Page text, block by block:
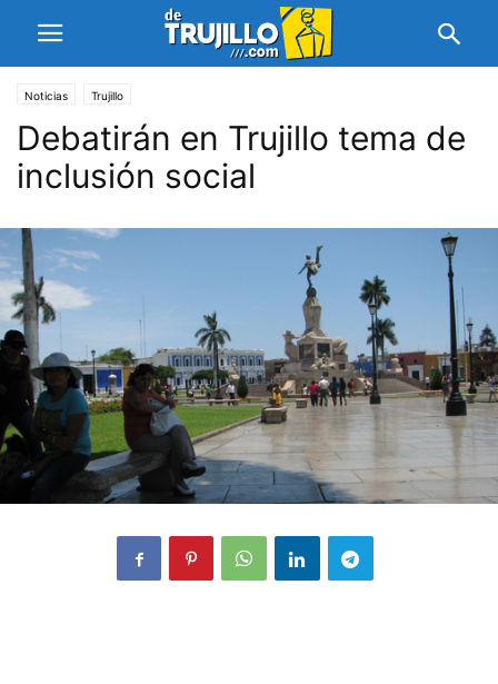
Noticias Trujillo
Debatirán en Trujillo tema de
inclusión social